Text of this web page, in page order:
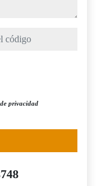
privacidad